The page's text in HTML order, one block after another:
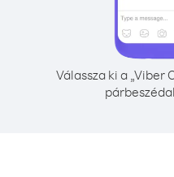
Válassza ki a „Viber